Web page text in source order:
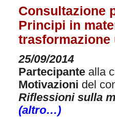
Consultazione
Principi in
trasformazione
25/09/2014
Partecipante alla
Motivazioni del
Riflessioni sulla
(altro…)